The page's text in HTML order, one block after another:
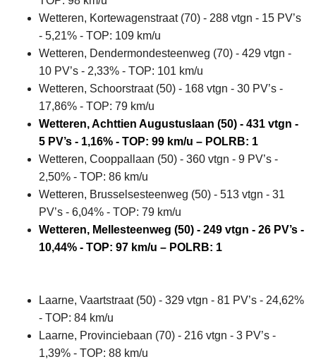
Wetteren, Kortewagenstraat (70) - 288 vtgn - 15 PV’s
- 5,21% - TOP: 109 km/u
Wetteren, Dendermondesteenweg (70) - 429 vtgn -
10 PV’s - 2,33% - TOP: 101 km/u
Wetteren, Schoorstraat (50) - 168 vtgn - 30 PV’s -
17,86% - TOP: 79 km/u
Wetteren, Achttien Augustuslaan (50) - 431 vtgn -
5 PV’s - 1,16% - TOP: 99 km/u – POLRB: 1
Wetteren, Cooppallaan (50) - 360 vtgn - 9 PV’s -
2,50% - TOP: 86 km/u
Wetteren, Brusselsesteenweg (50) - 513 vtgn - 31
PV’s - 6,04% - TOP: 79 km/u
Wetteren, Mellesteenweg (50) - 249 vtgn - 26 PV’s -
10,44% - TOP: 97 km/u – POLRB: 1
Laarne, Vaartstraat (50) - 329 vtgn - 81 PV’s - 24,62%
- TOP: 84 km/u
Laarne, Provinciebaan (70) - 216 vtgn - 3 PV’s -
1,39% - TOP: 88 km/u